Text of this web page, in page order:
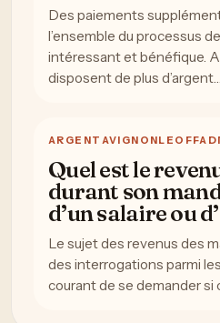
Des paiements
l’ensemble du processus
intéressant et bénéfique.
disposent de plus d’argent…
ARGENT
Quel est le
durant son
d’un salaire ou
Le sujet des revenus des
des interrogations parmi
courant de se demander si